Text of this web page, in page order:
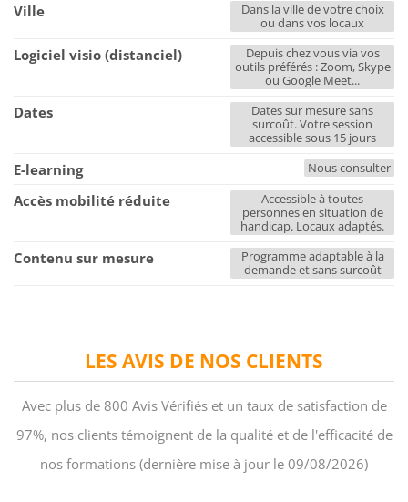
LES AVIS DE NOS CLIENTS
Avec plus de 800 Avis Vérifiés et un taux de satisfaction de
97%, nos clients témoignent de la qualité et de l'efficacité de
nos formations (dernière mise à jour le 09/08/2026)
Ville
Dans la ville de votre choix
ou dans vos locaux
Logiciel visio (distanciel)
Depuis chez vous via vos
outils préférés : Zoom, Skype
ou Google Meet...
Dates
Dates sur mesure sans
surcoût. Votre session
accessible sous 15 jours
E-learning Nous consulter
Accès mobilité réduite
Accessible à toutes
personnes en situation de
handicap. Locaux adaptés.
Contenu sur mesure
Programme adaptable à la
demande et sans surcoût